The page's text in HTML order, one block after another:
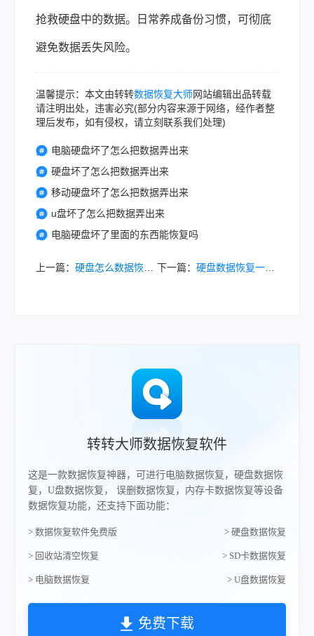
抢救硬盘中的数据。日常养成备份习惯，可彻底
避免数据丢失风险。
温馨提示：本文由转转数据恢复大师网站编辑出品转载
请注明出处，违害必究(部分内容来源于网络，经作者整
理后发布，如有侵权，请立刻联系我们处理)
电脑硬盘坏了怎么把数据弄出来
硬盘坏了怎么把数据弄出来
移动硬盘坏了怎么把数据弄出来
u盘坏了怎么把数据弄出来
电脑硬盘坏了里面的东西能恢复吗
上一篇： 硬盘怎么数据恢复？教你挽救丢失的宝贵数据！ 下一篇： 硬盘数据恢复一般多少钱？硬盘数据恢复价格表整理分享！
转转大师数据恢复软件
这是一款数据恢复神器，可进行电脑数据恢复，硬盘数据恢
复，U盘数据恢复， 误删数据恢复，内存卡数据恢复等设备
数据恢复功能，还支持下面功能：
> 数据恢复软件免费版 > 硬盘数据恢复
> 回收站清空恢复 > SD卡数据恢复
> 电脑数据恢复 > U盘数据恢复
免费下载